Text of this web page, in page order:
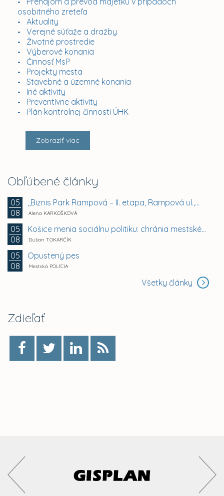
osobitného zreteľa
Aktuality
Verejné súťaže a dražby
Životné prostredie
Výberové konania
Činnosť MsP
Projekty mesta
Stavebné a územné konania
Iné aktivity
Preventívne aktivity
Plán kontrolnej činnosti ÚHK
Zobraziť viac
Obľúbené články
05
08
,,Biznis Park Rampová – II. etapa, Rampová ul.,...
Alena KARKOŠKOVÁ
05
08
Košice menia sociálnu politiku: chránia mestské byty...
Dušan TOKARČÍK
05
08
Opustený pes
Mestská POLÍCIA
Všetky články
Zdieľať